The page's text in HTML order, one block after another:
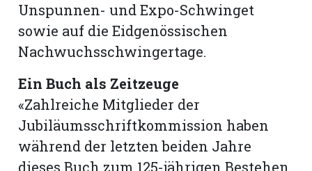
Unspunnen- und Expo-Schwinget
sowie auf die Eidgenössischen
Nachwuchsschwingertage.
Ein Buch als Zeitzeuge
«Zahlreiche Mitglieder der
Jubiläumsschriftkommission haben
während der letzten beiden Jahre
dieses Buch zum 125-jährigen Bestehen